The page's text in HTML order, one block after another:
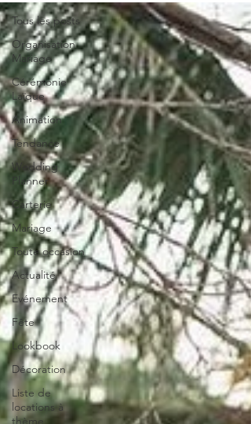
Tous les posts
Organisation
Mariage
Cérémonie
Laïque
Animation
Tendance
Wedding
Planner
Carterie
Mariage
Toute occasion
Actualité
Evénement
Fête
Lookbook
Décoration
Liste de
locations à
thème